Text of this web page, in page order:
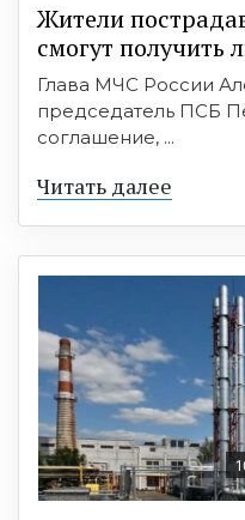
Жители
смогут получить
Глава МЧС России
председатель ПСБ
соглашение, ...
Читать далее